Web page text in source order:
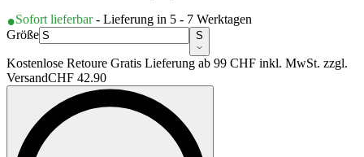
Sofort lieferbar- Lieferung in 5 - 7 Werktagen
Größe
S
Kostenlose Retoure Gratis Lieferung ab 99 CHF inkl. MwSt. zzgl.
VersandCHF 42.90